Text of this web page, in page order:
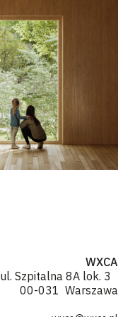
WXCA
ul. Szpitalna 8A lok. 3
00-031 Warszawa